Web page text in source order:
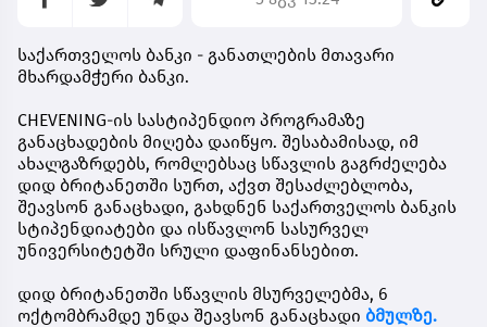
საქართველოს ბანკი - განათლების მთავარი
მხარდამჭერი ბანკი.
CHEVENING-ის სასტიპენდიო პროგრამაზე
განაცხადების მიღება დაიწყო. შესაბამისად, იმ
ახალგაზრდებს, რომლებსაც სწავლის გაგრძელება
დიდ ბრიტანეთში სურთ, აქვთ შესაძლებლობა,
შეავსონ განაცხადი, გახდნენ საქართველოს ბანკის
სტიპენდიატები და ისწავლონ სასურველ
უნივერსიტეტში სრული დაფინანსებით.
დიდ ბრიტანეთში სწავლის მსურველებმა, 6
ოქტომბრამდე უნდა შეავსონ განაცხადი ბმულზე.